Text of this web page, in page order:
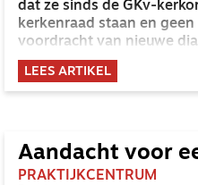
dat ze sinds de GKv-
kerkenraad staan en
voordracht van nieuwe
LEES ARTIKEL
Aandacht voor
PRAKTIJKCENTRUM